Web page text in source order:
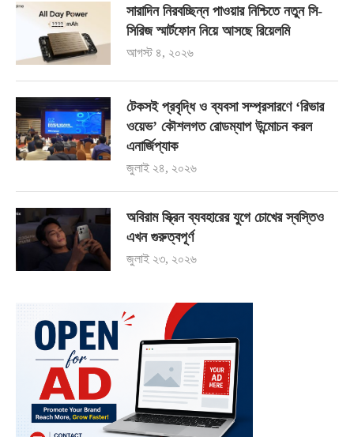
সারাদিন নিরবচ্ছিন্ন পাওয়ার নিশ্চিতে নতুন সি-
সিরিজ স্মার্টফোন নিয়ে আসছে রিয়েলমি
আগস্ট ৪, ২০২৬
টেকসই প্রবৃদ্ধি ও ব্যবসা সম্প্রসারণে ‘রিভার
ওয়েভ’ কৌশলগত রোডম্যাপ উন্মোচন করল
এনার্জিপ্যাক
জুলাই ২৪, ২০২৬
অবিরাম স্ক্রিন ব্যবহারের যুগে চোখের স্বস্তিও
এখন গুরুত্বপূর্ণ
জুলাই ২৩, ২০২৬